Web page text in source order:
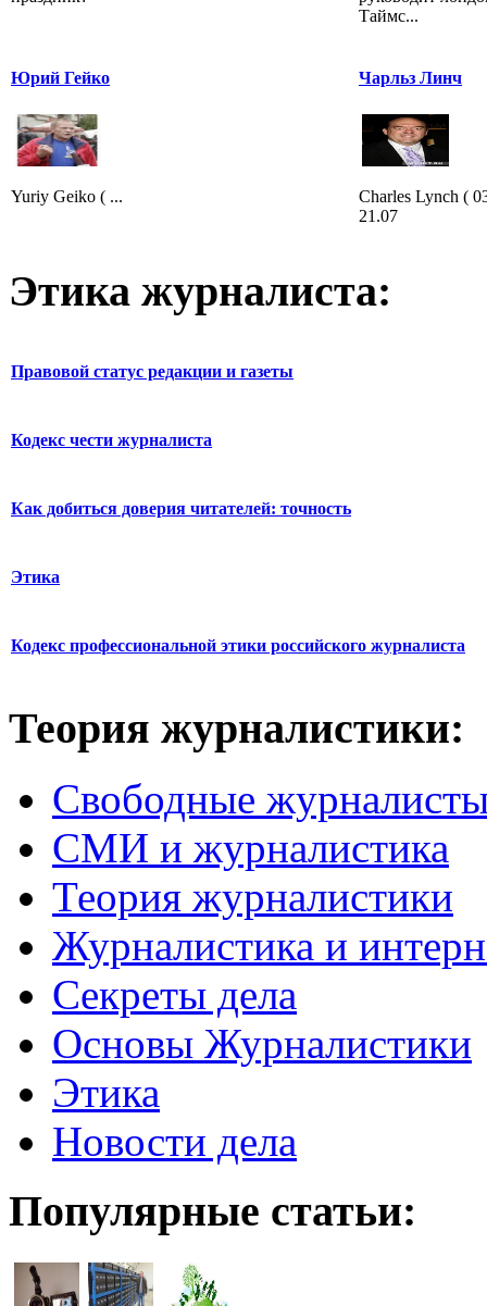
Таймс...
Юрий Гейко
Yuriy Geiko ( ...
Чарльз Линч
Charles Lynch (
21.07
Этика журналиста:
Правовой статус редакции и газеты
Кодекс чести журналиста
Как добиться доверия читателей: точность
Этика
Кодекс профессиональной этики российского журналиста
Теория журналистики:
Свободные
СМИ и журналистика
Теория журналистики
Журналистика и
Секреты дела
Основы Журналистики
Этика
Новости дела
Популярные статьи: